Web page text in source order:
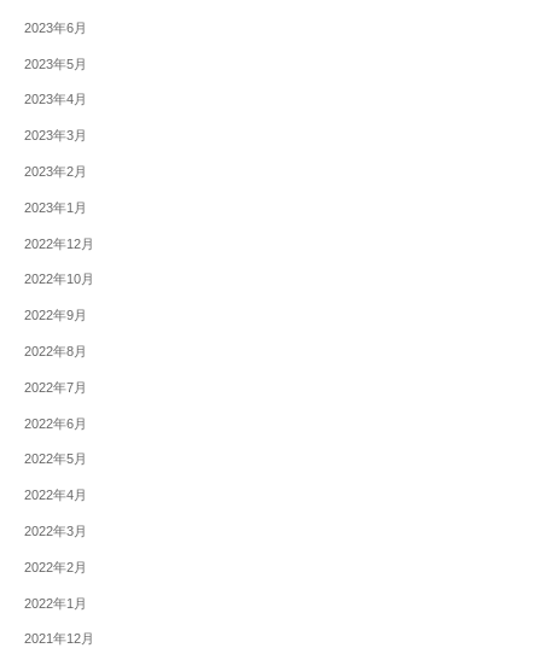
2023年6月
2023年5月
2023年4月
2023年3月
2023年2月
2023年1月
2022年12月
2022年10月
2022年9月
2022年8月
2022年7月
2022年6月
2022年5月
2022年4月
2022年3月
2022年2月
2022年1月
2021年12月